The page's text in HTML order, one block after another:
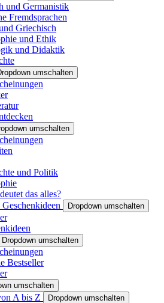
und Germanistik
Fremdsprachen
Griechisch
und Ethik
und Didaktik
umschalten
umschalten
und Politik
das alles?
Dropdown umschalten
Dropdown umschalten
Bestseller
umschalten
A bis Z Dropdown umschalten